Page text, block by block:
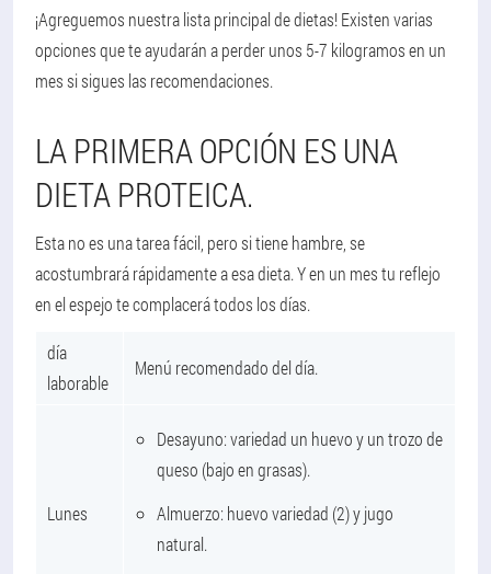
¡Agreguemos nuestra lista principal de dietas! Existen varias
opciones que te ayudarán a perder unos 5-7 kilogramos en un
mes si sigues las recomendaciones.
LA PRIMERA OPCIÓN ES UNA
DIETA PROTEICA.
Esta no es una tarea fácil, pero si tiene hambre, se
acostumbrará rápidamente a esa dieta. Y en un mes tu reflejo
en el espejo te complacerá todos los días.
día
laborable
Menú recomendado del día.
Lunes
Desayuno: variedad un huevo y un trozo de
queso (bajo en grasas).
Almuerzo: huevo variedad (2) y jugo
natural.